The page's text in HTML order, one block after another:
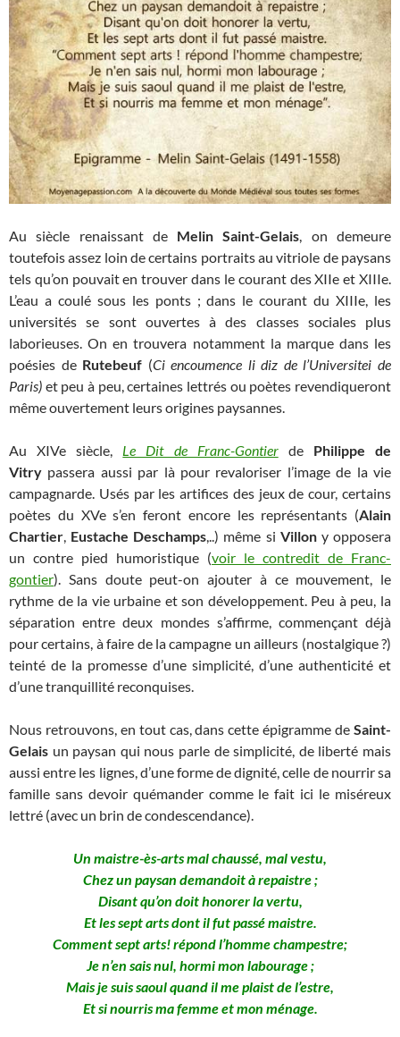
Au siècle renaissant deMelin Saint-Gelais, on demeure
toutefois assez loin de certains portraits au vitriole de paysans
tels qu’on pouvait en trouver dans le courant des XIIe et XIIIe.
L’eau a coulé sous les ponts ; dans le courant du XIIIe, les
universités se sont ouvertes à des classes sociales plus
laborieuses. On en trouvera notamment la marque dans les
poésies de Rutebeuf (Ci encoumence li diz de l’Universitei de
Paris) et peu à peu, certaines lettrés ou poètes revendiqueront
même ouvertement leurs origines paysannes.
Au XIVe siècle, Le Dit de Franc-Gontier de Philippe de
Vitry passera aussi par là pour revaloriser l’image de la vie
campagnarde. Usés par les artifices des jeux de cour, certains
poètes du XVe s’en feront encore les représentants (Alain
Chartier, Eustache Deschamps,..) même si Villony opposera
un contre pied humoristique (voir le contredit de Franc-
gontier). Sans doute peut-on ajouter à ce mouvement, le
rythme de la vie urbaine et son développement. Peu à peu, la
séparation entre deux mondes s’affirme, commençant déjà
pour certains, à faire de la campagne un ailleurs (nostalgique ?)
teinté de la promesse d’une simplicité, d’une authenticité et
d’une tranquillité reconquises.
Nous retrouvons, en tout cas, dans cette épigramme de Saint-
Gelais un paysan qui nous parle de simplicité, de liberté mais
aussi entre les lignes, d’une forme de dignité, celle de nourrir sa
famille sans devoir quémander comme le fait ici le miséreux
lettré (avec un brin de condescendance).
Un maistre-ès-arts mal chaussé, mal vestu,
Chez un paysan demandoit à repaistre ;
Disant qu’on doit honorer la vertu,
Et les sept arts dont il fut passé maistre.
Comment sept arts! répond l’homme champestre;
Je n’en sais nul, hormi mon labourage ;
Mais je suis saoul quand il me plaist de l’estre,
Et si nourris ma femme et mon ménage.